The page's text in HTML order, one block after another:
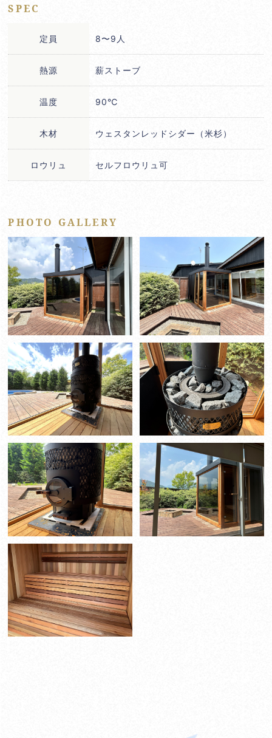
SPEC
定員 8〜9人
熱源 薪ストーブ
温度 90℃
木材 ウェスタンレッドシダー（米杉）
ロウリュ セルフロウリュ可
PHOTO GALLERY